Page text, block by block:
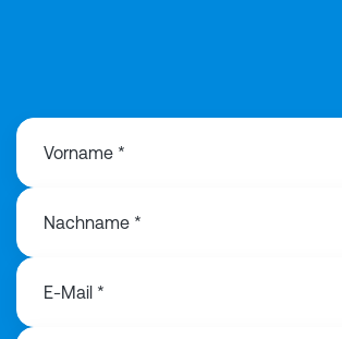
Vorname *
Nachname *
E-Mail *